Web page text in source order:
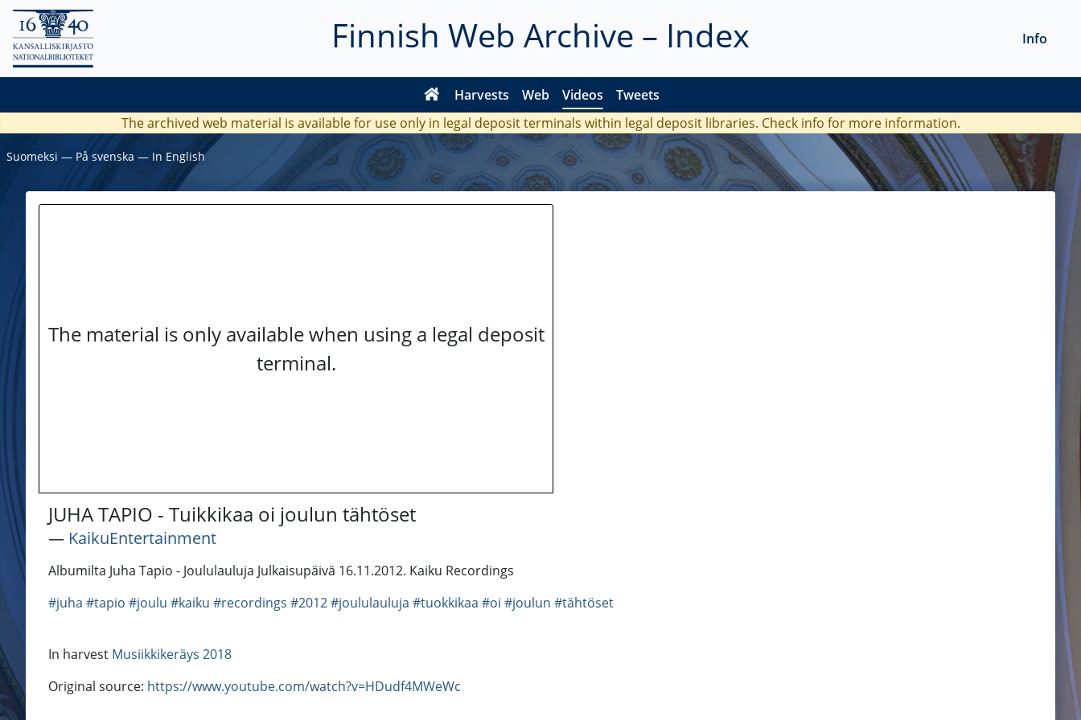
Finnish Web Archive – Index
Harvests Web Videos Tweets
Info
The archived web material is available for use only in legal deposit terminals within legal deposit libraries. Check info for more information.
Suomeksi ― På svenska ― In English
The material is only available when using a legal deposit
terminal.
JUHA TAPIO - Tuikkikaa oi joulun tähtöset
― KaikuEntertainment
Albumilta Juha Tapio - Joululauluja Julkaisupäivä 16.11.2012. Kaiku Recordings
#juha #tapio #joulu #kaiku #recordings #2012#joululauluja #tuokkikaa #oi #joulun #tähtöset
In harvest Musiikkikeräys 2018
Original source: https://www.youtube.com/watch?v=HDudf4MWeWc